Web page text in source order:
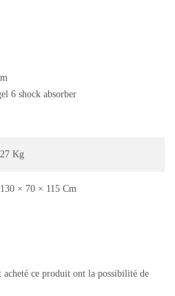
6 shock absorber
27 Kg
130 × 70 × 115 Cm
acheté ce produit ont la possibilité de